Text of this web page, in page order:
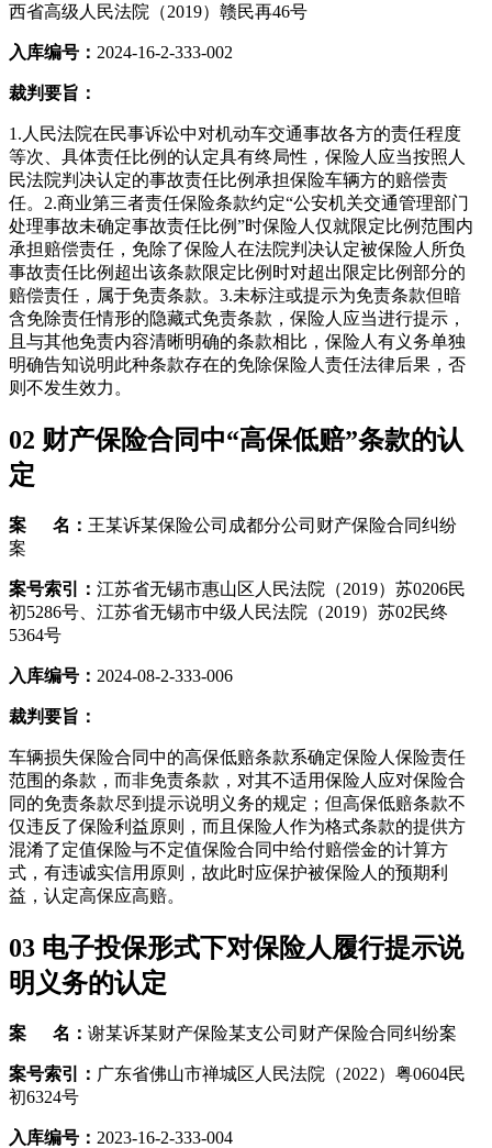
西省高级人民法院（2019）赣民再46号
入库编号： 2024-16-2-333-002
裁判要旨：
1.人民法院在民事诉讼中对机动车交通事故各方的责任程度
等次、具体责任比例的认定具有终局性，保险人应当按照人
民法院判决认定的事故责任比例承担保险车辆方的赔偿责
任。2.商业第三者责任保险条款约定“公安机关交通管理部门
处理事故未确定事故责任比例”时保险人仅就限定比例范围内
承担赔偿责任，免除了保险人在法院判决认定被保险人所负
事故责任比例超出该条款限定比例时对超出限定比例部分的
赔偿责任，属于免责条款。3.未标注或提示为免责条款但暗
含免除责任情形的隐藏式免责条款，保险人应当进行提示，
且与其他免责内容清晰明确的条款相比，保险人有义务单独
明确告知说明此种条款存在的免除保险人责任法律后果，否
则不发生效力。
02 财产保险合同中“高保低赔”条款的认
定
案 名： 王某诉某保险公司成都分公司财产保险合同纠纷
案
案号索引： 江苏省无锡市惠山区人民法院（2019）苏0206民
初5286号、江苏省无锡市中级人民法院（2019）苏02民终
5364号
入库编号： 2024-08-2-333-006
裁判要旨：
车辆损失保险合同中的高保低赔条款系确定保险人保险责任
范围的条款，而非免责条款，对其不适用保险人应对保险合
同的免责条款尽到提示说明义务的规定；但高保低赔条款不
仅违反了保险利益原则，而且保险人作为格式条款的提供方
混淆了定值保险与不定值保险合同中给付赔偿金的计算方
式，有违诚实信用原则，故此时应保护被保险人的预期利
益，认定高保应高赔。
03 电子投保形式下对保险人履行提示说
明义务的认定
案 名： 谢某诉某财产保险某支公司财产保险合同纠纷案
案号索引： 广东省佛山市禅城区人民法院（2022）粤0604民
初6324号
入库编号： 2023-16-2-333-004